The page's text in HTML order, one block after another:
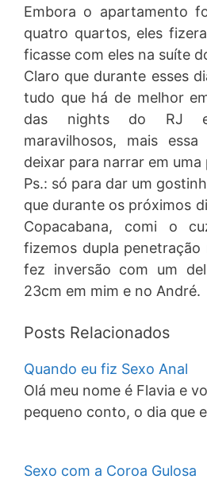
Embora o apartamento
quatro quartos, eles
ficasse com eles na suíte
Claro que durante esses
tudo que há de melhor
das nights do RJ e
maravilhosos, mais
deixar para narrar em uma
Ps.: só para dar um
que durante os próximos
Copacabana, comi o
fizemos dupla
fez inversão com um
23cm em mim e no André.
Posts Relacionados
Quando eu fiz Sexo Anal
Olá meu nome é Flavia e
pequeno conto, o dia que
Sexo com a Coroa Gulosa